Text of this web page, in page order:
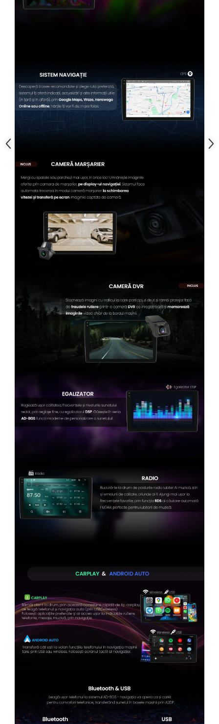
Conectică Honda
Conectică Chevrolet
Conectică Renault
Conectică Kia
Conectică Hyundai
Conectică Mitsubishi
Lumini ambientale